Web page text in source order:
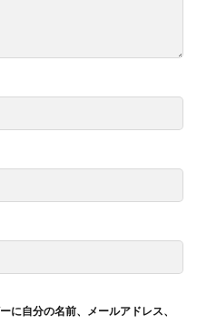
に自分の名前、メールアドレス、